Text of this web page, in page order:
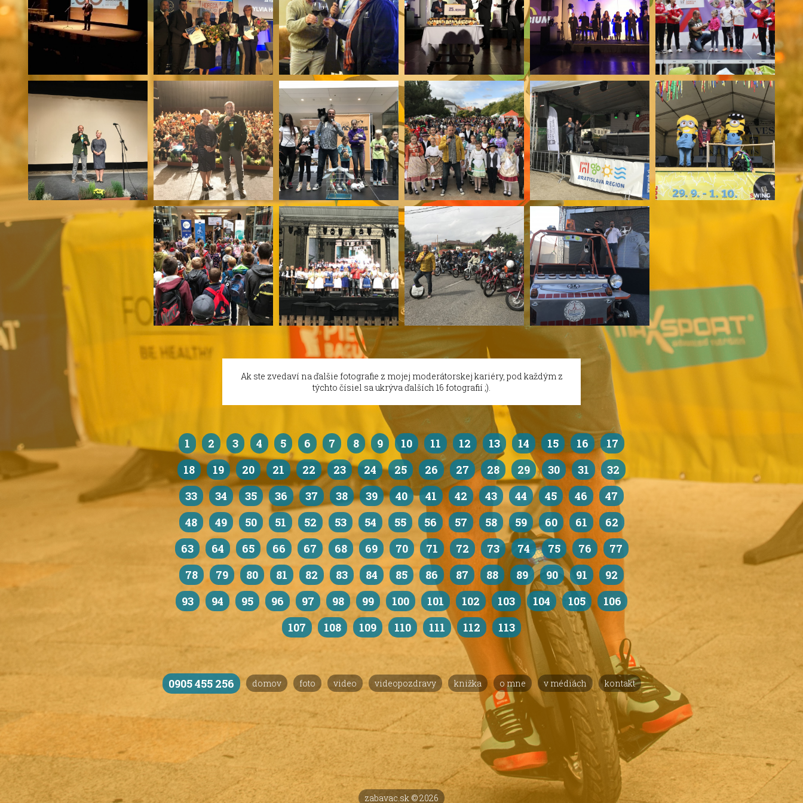
Ak ste zvedaví na ďalšie fotografie z mojej moderátorskej kariéry, pod každým z
týchto čísiel sa ukrýva ďalších 16 fotografií ;).
1 2 3 4 5 6 7 8 9 10 11 12 13 14 15 16
17
18
19 20 21 22 23 24 25 26 27 28 29 30 31
32
33
34 35 36 37 38 39 40 41 42 43 44 45 46
47
48
49 50 51 52 53 54 55 56 57 58 59 60 61
62
63
64 65 66 67 68 69 70 71 72 73 74 75 76
77
78
79 80 81 82 83 84 85 86 87 88 89 90 91
92
93
94 95 96 97 98 99 100 101 102 103 104 105
106
107
108 109 110 111 112 113
0905 455 256 domov foto video videopozdravy knižka o mne v médiách kontakt
zabavac.sk © 2026